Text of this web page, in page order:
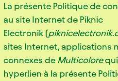
La présente Politique de
au site Internet de Piknic
Electronik (
sites Internet, applications
connexes de Multicolore
hyperlien à la présente